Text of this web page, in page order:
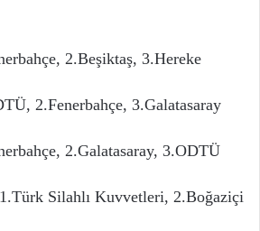
2.Beşiktaş, 3.Hereke
2.Fenerbahçe, 3.Galatasaray
2.Galatasaray, 3.ODTÜ
Silahlı Kuvvetleri, 2.Boğaziçi